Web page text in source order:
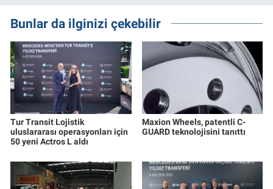
Bunlar da ilginizi çekebilir
Tur Transit Lojistik
uluslararası operasyonları için
50 yeni Actros L aldı
Maxion Wheels, patentli C-
GUARD teknolojisini tanıttı